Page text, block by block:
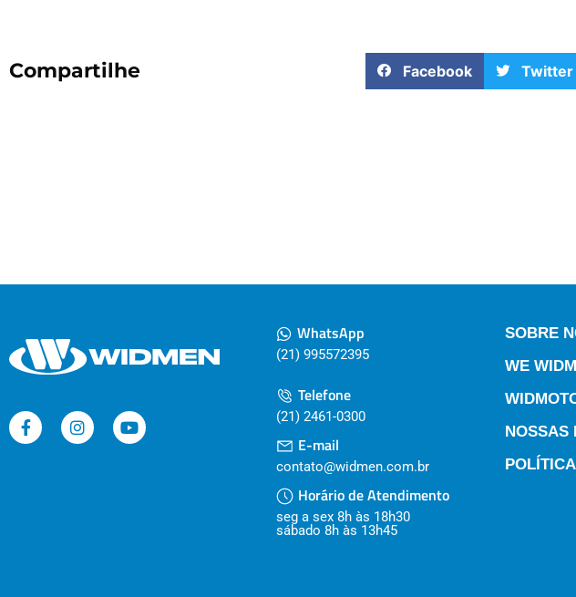
Compartilhe Facebook Twitter
WhatsApp
(21) 995572395
Telefone
(21) 2461-0300
E-mail
contato@widmen.com.br
Horário de Atendimento
seg a sex 8h às 18h30
sábado 8h às 13h45
SOBRE
WE
NOSSAS